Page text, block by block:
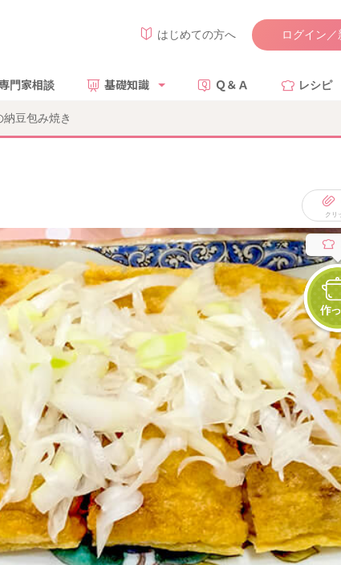
はじめての方へ ログイン
門家相談 基礎知識 Ｑ＆Ａ レシピ
納豆包み焼き